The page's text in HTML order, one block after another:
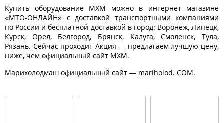
Купить оборудование МХМ можно в интернет магазине
«МТО-ОНЛАЙН» с доставкой транспортными компаниями
по России и бесплатной доставкой в город: Воронеж, Липецк,
Курск, Орел, Белгород, Брянск, Калуга, Смоленск, Тула,
Рязань. Сейчас проходит Акция — предлагаем лучшую цену,
ниже, чем официальный сайт МХМ.
Марихолодмаш официальный сайт — mariholod. СОМ.